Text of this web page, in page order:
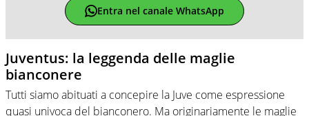
Entra nel canale WhatsApp
Juventus: la leggenda delle maglie
bianconere
Tutti siamo abituati a concepire la Juve come espressione
quasi univoca del bianconero. Ma originariamente le maglie